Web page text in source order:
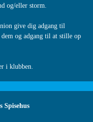
og/eller storm.
give dig adgang til
og adgang til at stille op
i klubben.
Spisehus